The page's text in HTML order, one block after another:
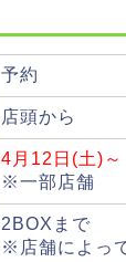
予約
店頭から
4月12日(土)～
※一部店舗
2BOXまで
※店舗によっ